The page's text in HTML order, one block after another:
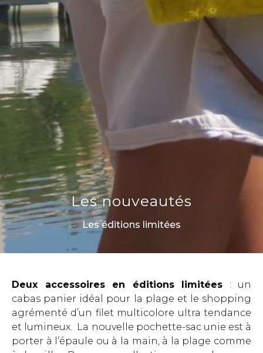
Les nouveautés
Les éditions limitées
Deux accessoires en éditions limitées : un
cabas panier idéal pour la plage et le shopping
agrémenté d’un filet multicolore ultra tendance
et lumineux. La nouvelle pochette-sac unie est à
porter à l’épaule ou à la main, à la plage comme